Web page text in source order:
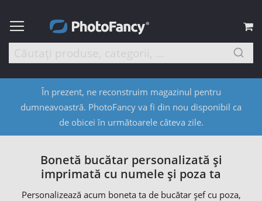
În prezent, ne reconstruim magazinul pentru
dumneavoastră. PhotoFancy va fi din nou disponibil ca
de obicei în următoarele câteva zile.
Bonetă bucătar personalizată și
imprimată cu numele și poza ta
Personalizează acum boneta ta de bucătar șef cu poza,